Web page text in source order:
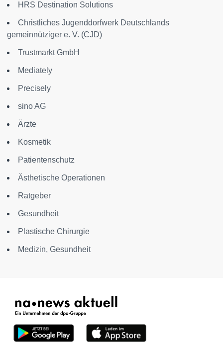
HRS Destination Solutions
Christliches Jugenddorfwerk Deutschlands
gemeinnütziger e. V. (CJD)
Trustmarkt GmbH
Mediately
Precisely
sino AG
Ärzte
Kosmetik
Patientenschutz
Ästhetische Operationen
Ratgeber
Gesundheit
Plastische Chirurgie
Medizin, Gesundheit